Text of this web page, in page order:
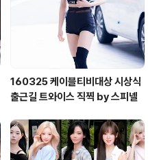
160325 케이블티비대상 시상식
출근길 트와이스 직찍 by 스피넬